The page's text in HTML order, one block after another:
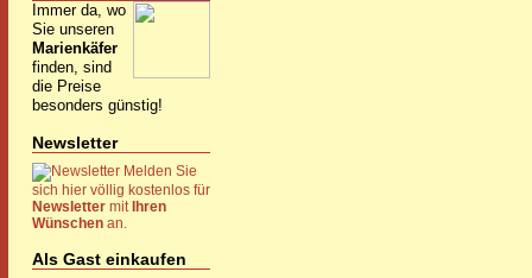
Immer da, wo
Sie unseren
Marienkäfer
finden, sind
die Preise
besonders günstig!
Newsletter
Melden Sie
sich hier völlig kostenlos für
Newsletter mit Ihren
Wünschen an.
Als Gast einkaufen